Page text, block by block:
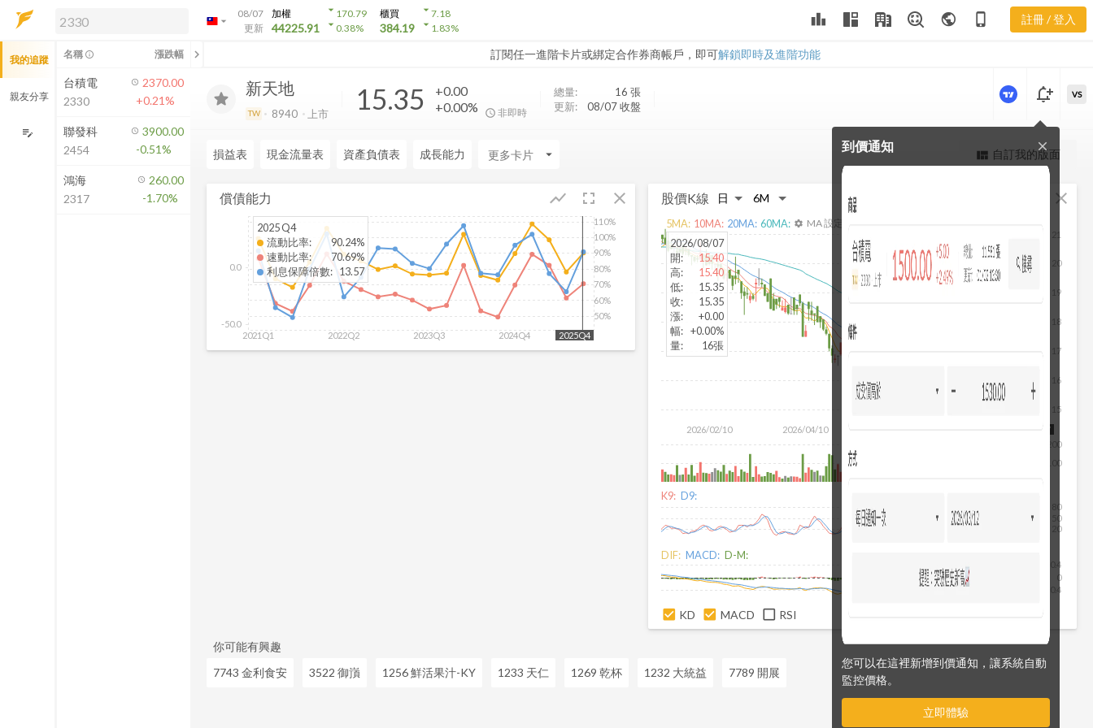
arrow_drop_down
08/07
更新
加權
44225.91
arrow_drop_down170.79
arrow_drop_down0.38%
櫃買
384.19
arrow_drop_down7.18
arrow_drop_down1.83% leaderboard public phone_iphone 註冊 / 登入
訂閱任一進階卡片或綁定合作券商帳戶，即可解鎖即時及進階功能
解鎖即時行情及進階功能
方案」，即可解鎖以下功能：
即時行情
即時市況與排行
成交金額熱力圖
前往方案訂閱
如何綁定合作券商
力
新天地
TW 8940 上市 15.35
+0.00
+0.00%
非即時
總量: 16 張
更新:
08/07 收盤
更強大的進階價量圖表
notification_add
到價通知
您可以在這裡新增到價通知，讓系統自動
監控價格。
立即體驗
close
VS
損益表 現金流量表 資產負債表 成長能力 arrow_drop_down view_quilt 自訂我的版面
償債能力 fullscreen close
show_chart
2021Q1 2022Q2 2023Q3 2024Q4
50%
60%
70%
80%
90%
100%
110%
-50.0
0.0
2025Q4
2025 Q4
流動比率:
90.24%
速動比率:
70.69%
利息保障倍數: 13.57
股價K線 close
2026/02/10 2026/04/10
15
16
17
18
19
20
2026/08/07
100
200
2026/08/07
開:
15.40
高:
15.40
低:
15.35
收:
15.35
漲:
+0.00
幅: +0.00%
量: 16張
5MA: 10MA: 20MA: 60MA: settings MA 設定
K9: D9:
20
50
80
DIF: MACD: D-M:
-0.4
0
0.4
KD MACD RSI
你可能有興趣
7743 金利食安
3522 御嵿 1256 鮮活果汁-KY 1233 天仁 1269 乾杯 1232 大統益 7789 開展
我的追蹤
親友分享
edit_note
名稱 info_outline 漲跌幅 chevron_left
台積電
2330
2370.00
+0.21%
聯發科
2454
3900.00
-0.51%
鴻海
2317
260.00
-1.70%